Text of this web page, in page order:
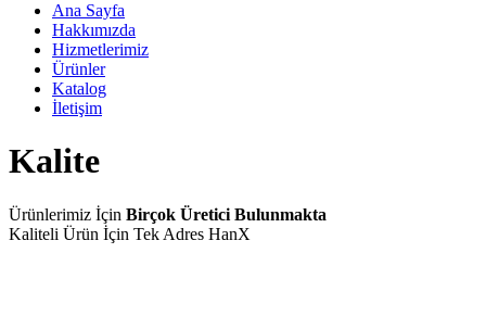
Ana Sayfa
Hakkımızda
Hizmetlerimiz
Ürünler
Katalog
İletişim
Kalite
Ürünlerimiz İçin Birçok Üretici Bulunmakta
Kaliteli Ürün İçin Tek Adres HanX